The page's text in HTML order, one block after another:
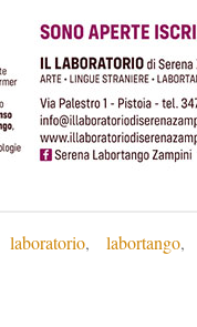
laboratorio, labortango